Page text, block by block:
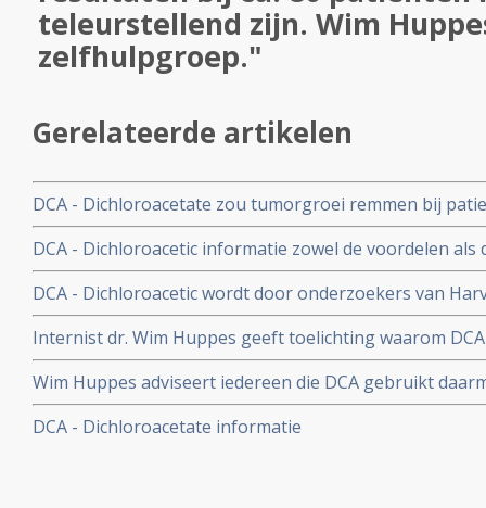
teleurstellend zijn. Wim
zelfhulpgroep."
Gerelateerde artikelen
DCA - Dichloroacetate zou tumorgroei remmen bij
Glioblastoma, aldus studie met 5 patienten, maar er is
conclusies en studie. Artikel geplaatst 24 mei 2010
DCA - Dichloroacetic informatie zowel de voordelen als
Dichloorazijn bij gebruik van DCA en HAART door
ernstige bijwerkingen die DCA kan veroorzaken.
DCA - Dichloroacetic wordt door onderzoekers van
mogelijk middel tegen vorming van kankercellen
New Scientist.
Internist dr. Wim Huppes geeft toelichting waarom
waar iemand op moet letten om teleurstelling te
2008
Wim Huppes adviseert iedereen die DCA gebruikt
resultaten bij ca. 80 patienten ronduit teleurstellend
zelfhulpgroep.
DCA - Dichloroacetate informatie